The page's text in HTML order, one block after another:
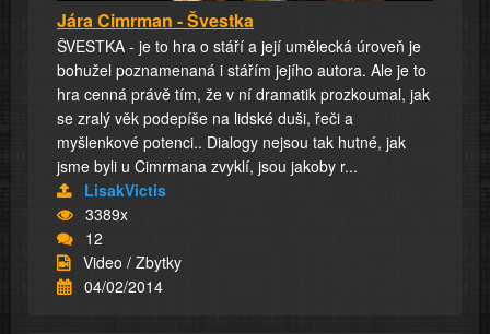
Jára Cimrman - Švestka
ŠVESTKA - je to hra o stáří a její umělecká úroveň je
bohužel poznamenaná i stářím jejího autora. Ale je to
hra cenná právě tím, že v ní dramatik prozkoumal, jak
se zralý věk podepíše na lidské duši, řeči a
myšlenkové potenci.. Dialogy nejsou tak hutné, jak
jsme byli u Cimrmana zvyklí, jsou jakoby r...
LisakVictis
3389x
12
Video / Zbytky
04/02/2014